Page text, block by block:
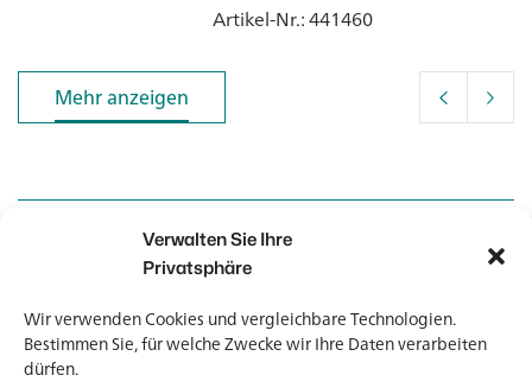
Verwalten Sie Ihre
Privatsphäre
Wir verwenden Cookies und vergleichbare Technologien.
Bestimmen Sie, für welche Zwecke wir Ihre Daten verarbeiten
dürfen.
Artikel-Nr.: 441460
Mehr anzeigen
Mehr anzeigen
Kontakt
Kontakt
Newsletter
Newsletter